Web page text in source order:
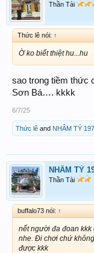
Thần Tài
Thức lê nói: ↑
Ờ ko biết thiệt hu...hu
sao trong tiềm thức
Sơn Bá…. kkkk
6/7/25
Thức lê and NHÂM TÝ
NHÂM TÝ
Thần Tài
buffalo73 nói: ↑
nết người đa đoan
nhe. Đi chơi chứ
được kkk